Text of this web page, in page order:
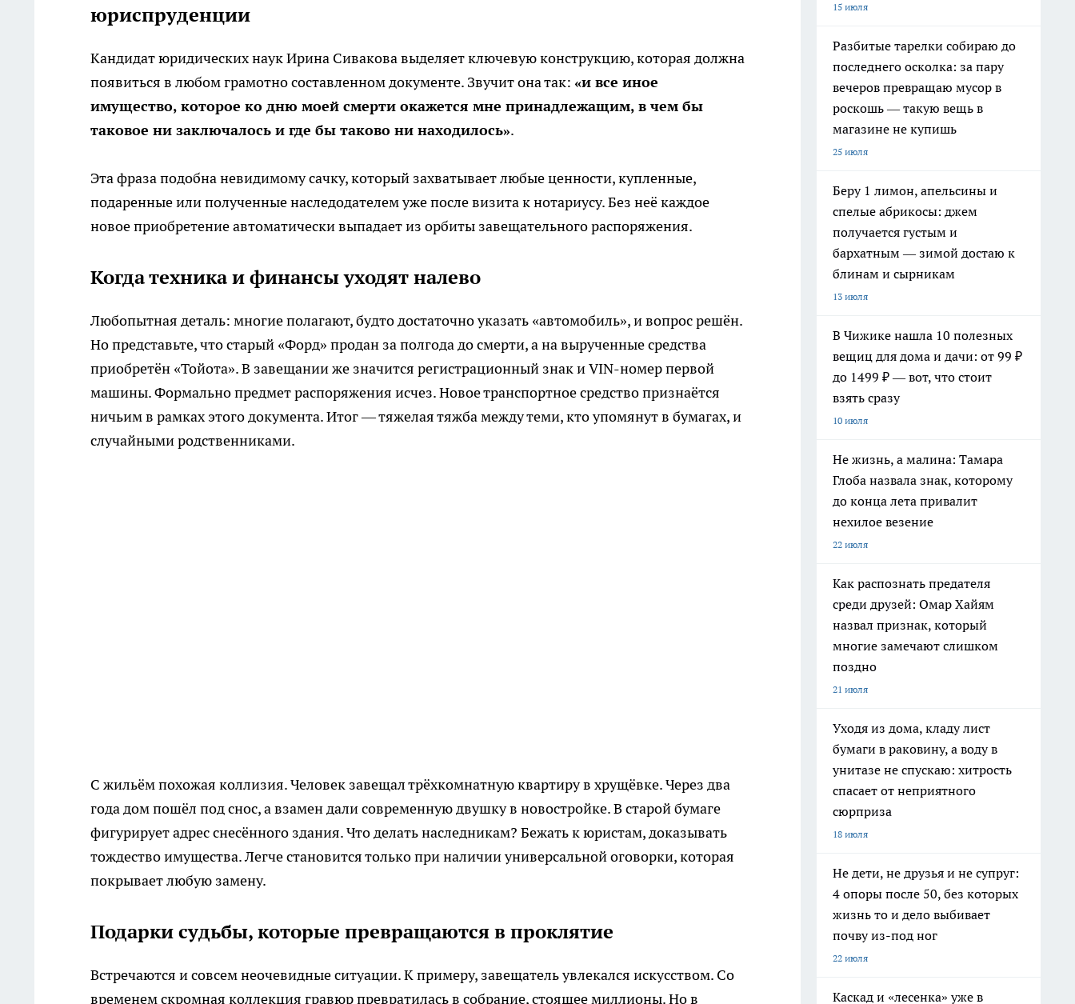
юриспруденции
Кандидат юридических наук Ирина Сивакова выделяет ключевую конструкцию, которая должна
появиться в любом грамотно составленном документе. Звучит она так: «и все иное
имущество, которое ко дню моей смерти окажется мне принадлежащим, в чем бы
таковое ни заключалось и где бы таково ни находилось».
Эта фраза подобна невидимому сачку, который захватывает любые ценности, купленные,
подаренные или полученные наследодателем уже после визита к нотариусу. Без неё каждое
новое приобретение автоматически выпадает из орбиты завещательного распоряжения.
Когда техника и финансы уходят налево
Любопытная деталь: многие полагают, будто достаточно указать «автомобиль», и вопрос решён.
Но представьте, что старый «Форд» продан за полгода до смерти, а на вырученные средства
приобретён «Тойота». В завещании же значится регистрационный знак и VIN-номер первой
машины. Формально предмет распоряжения исчез. Новое транспортное средство признаётся
ничьим в рамках этого документа. Итог — тяжелая тяжба между теми, кто упомянут в бумагах, и
случайными родственниками.
С жильём похожая коллизия. Человек завещал трёхкомнатную квартиру в хрущёвке. Через два
года дом пошёл под снос, а взамен дали современную двушку в новостройке. В старой бумаге
фигурирует адрес снесённого здания. Что делать наследникам? Бежать к юристам, доказывать
тождество имущества. Легче становится только при наличии универсальной оговорки, которая
покрывает любую замену.
Подарки судьбы, которые превращаются в проклятие
Встречаются и совсем неочевидные ситуации. К примеру, завещатель увлекался искусством. Со
временем скромная коллекция гравюр превратилась в собрание, стоящее миллионы. Но в
15 июля
Разбитые тарелки собираю до
последнего осколка: за пару
вечеров превращаю мусор в
роскошь — такую вещь в
магазине не купишь
25 июля
Беру 1 лимон, апельсины и
спелые абрикосы: джем
получается густым и
бархатным — зимой достаю к
блинам и сырникам
13 июля
В Чижике нашла 10 полезных
вещиц для дома и дачи: от 99 ₽
до 1499 ₽ — вот, что стоит
взять сразу
10 июля
Не жизнь, а малина: Тамара
Глоба назвала знак, которому
до конца лета привалит
нехилое везение
22 июля
Как распознать предателя
среди друзей: Омар Хайям
назвал признак, который
многие замечают слишком
поздно
21 июля
Уходя из дома, кладу лист
бумаги в раковину, а воду в
унитазе не спускаю: хитрость
спасает от неприятного
сюрприза
18 июля
Не дети, не друзья и не супруг:
4 опоры после 50, без которых
жизнь то и дело выбивает
почву из-под ног
22 июля
Каскад и «лесенка» уже в